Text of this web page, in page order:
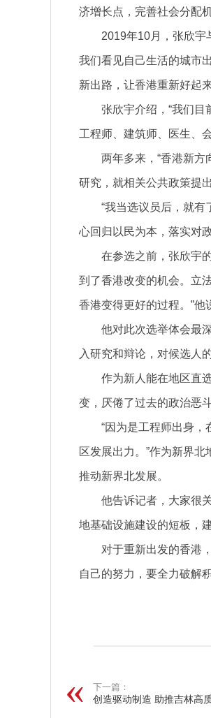
济增长点，完善社会分配机
2019年10月，张欣宇
我们看见自己生活的城市
新出路，让香港重新好起
张欣宇介绍，“我们目
工程师、建筑师、医生、
两年多来，“香港新方
研究，就相关公共政策提
“我当选议员后，就有
心回归以民为本，落实对
在参选之前，张欣宇
到了香港改变的机会。立
香港变得更好的过程。”他
他对此次选举体会最
入研究和辩论，对候选人
作为新人能在地区直
变，厌倦了过去的政治恶
“因为是工程师出身
区发展出力。”作为新界
推动新界北发展。
他告诉记者，大家很
地基础设施建设的短板，
对于重新出发的香港
自己的努力，要全力破解
下一篇：
创造驱动制造 助推吉林高